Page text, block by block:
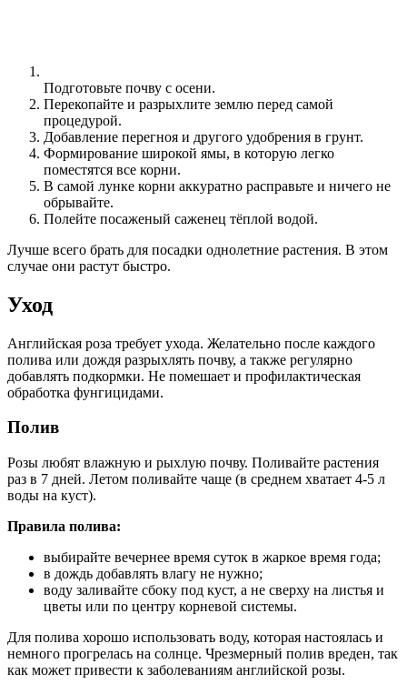
Подготовьте почву с осени.
Перекопайте и разрыхлите землю перед самой
процедурой.
Добавление перегноя и другого удобрения в грунт.
Формирование широкой ямы, в которую легко
поместятся все корни.
В самой лунке корни аккуратно расправьте и ничего не
обрывайте.
Полейте посаженый саженец тёплой водой.
Лучше всего брать для посадки однолетние растения. В этом
случае они растут быстро.
Уход
Английская роза требует ухода. Желательно после каждого
полива или дождя разрыхлять почву, а также регулярно
добавлять подкормки. Не помешает и профилактическая
обработка фунгицидами.
Полив
Розы любят влажную и рыхлую почву. Поливайте растения
раз в 7 дней. Летом поливайте чаще (в среднем хватает 4-5 л
воды на куст).
Правила полива:
выбирайте вечернее время суток в жаркое время года;
в дождь добавлять влагу не нужно;
воду заливайте сбоку под куст, а не сверху на листья и
цветы или по центру корневой системы.
Для полива хорошо использовать воду, которая настоялась и
немного прогрелась на солнце. Чрезмерный полив вреден, так
как может привести к заболеваниям английской розы.